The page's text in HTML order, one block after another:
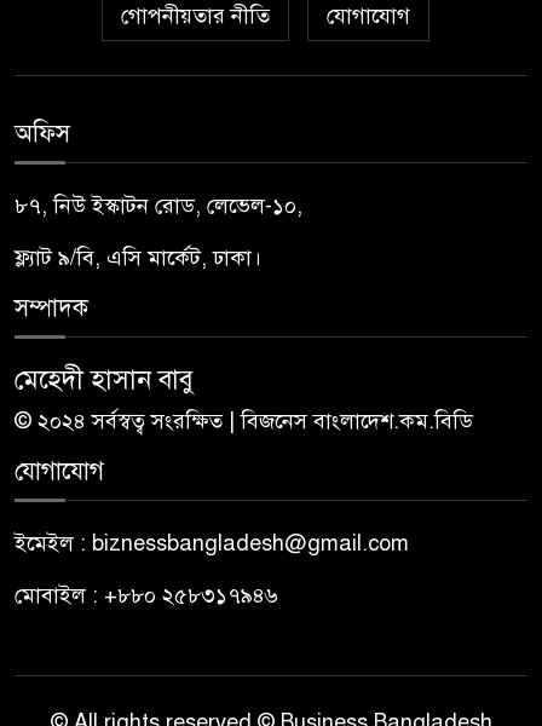
গোপনীয়তার নীতি যোগাযোগ
অফিস
৮৭, নিউ ইস্কাটন রোড, লেভেল-১০,
ফ্ল্যাট ৯/বি, এসি মার্কেট, ঢাকা।
সম্পাদক
মেহেদী হাসান বাবু
© ২০২৪ সর্বস্বত্ব সংরক্ষিত | বিজনেস বাংলাদেশ.কম.বিডি
যোগাযোগ
ইমেইল : biznessbangladesh@gmail.com
মোবাইল : +৮৮০ ২৫৮৩১৭৯৪৬